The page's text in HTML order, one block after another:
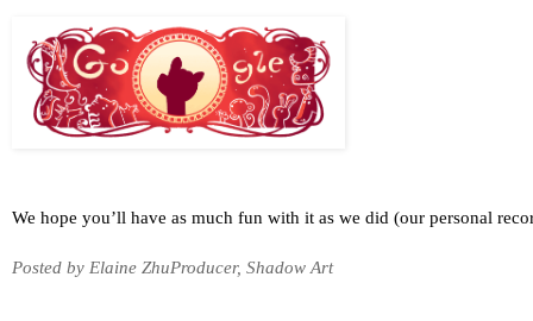
We hope you’ll have as much fun with it as we did (our personal
Posted by Elaine ZhuProducer, Shadow Art